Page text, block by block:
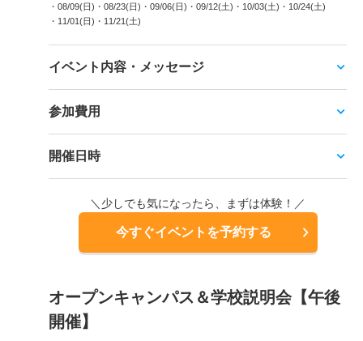
・08/09(日) ・08/23(日) ・09/06(日) ・09/12(土) ・10/03(土) ・10/24(土)
・11/01(日) ・11/21(土)
イベント内容・メッセージ
参加費用
開催日時
＼少しでも気になったら、まずは体験！／
今すぐイベントを予約する
オープンキャンパス＆学校説明会【午後
開催】